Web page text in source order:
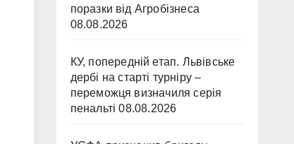
поразки від Агробізнеса
08.08.2026
КУ, попередній етап. Львівське
дербі на старті турніру –
переможця визначиля серія
пенальті 08.08.2026